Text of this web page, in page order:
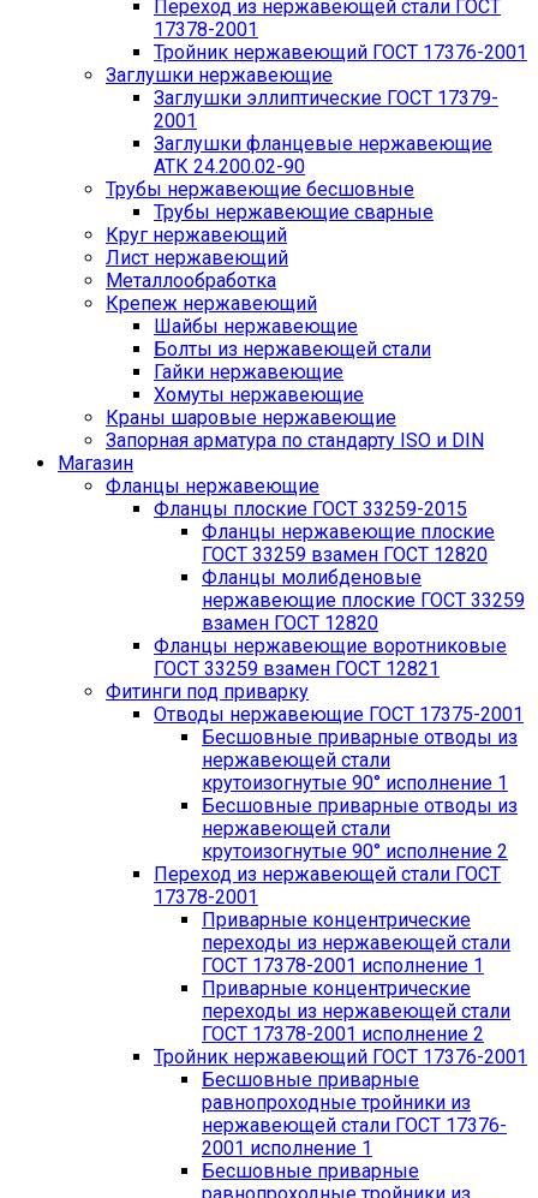
Переход из нержавеющей стали ГОСТ
17378-2001
Тройник нержавеющий ГОСТ 17376-2001
Заглушки нержавеющие
Заглушки эллиптические ГОСТ 17379-
2001
Заглушки фланцевые нержавеющие
АТК 24.200.02-90
Трубы нержавеющие бесшовные
Трубы нержавеющие сварные
Круг нержавеющий
Лист нержавеющий
Металлообработка
Крепеж нержавеющий
Шайбы нержавеющие
Болты из нержавеющей стали
Гайки нержавеющие
Хомуты нержавеющие
Краны шаровые нержавеющие
Запорная арматура по стандарту ISO и DIN
Магазин
Фланцы нержавеющие
Фланцы плоские ГОСТ 33259-2015
Фланцы нержавеющие плоские
ГОСТ 33259 взамен ГОСТ 12820
Фланцы молибденовые
нержавеющие плоские ГОСТ 33259
взамен ГОСТ 12820
Фланцы нержавеющие воротниковые
ГОСТ 33259 взамен ГОСТ 12821
Фитинги под приварку
Отводы нержавеющие ГОСТ 17375-2001
Бесшовные приварные отводы из
нержавеющей стали
крутоизогнутые 90° исполнение 1
Бесшовные приварные отводы из
нержавеющей стали
крутоизогнутые 90° исполнение 2
Переход из нержавеющей стали ГОСТ
17378-2001
Приварные концентрические
переходы из нержавеющей стали
ГОСТ 17378-2001 исполнение 1
Приварные концентрические
переходы из нержавеющей стали
ГОСТ 17378-2001 исполнение 2
Тройник нержавеющий ГОСТ 17376-2001
Бесшовные приварные
равнопроходные тройники из
нержавеющей стали ГОСТ 17376-
2001 исполнение 1
Бесшовные приварные